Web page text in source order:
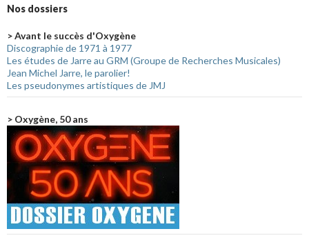
Nos dossiers
> Avant le succès d'Oxygène
Discographie de 1971 à 1977
Les études de Jarre au GRM (Groupe de Recherches Musicales)
Jean Michel Jarre, le parolier!
Les pseudonymes artistiques de JMJ
> Oxygène, 50 ans